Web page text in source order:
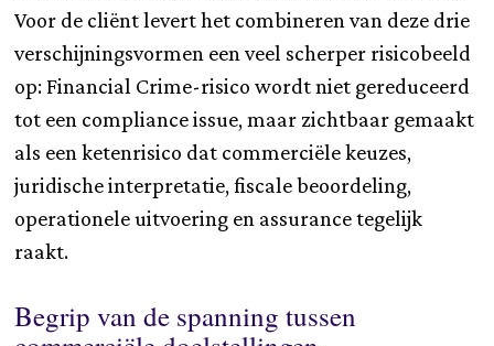
Voor de cliënt levert het combineren van deze drie
verschijningsvormen een veel scherper risicobeeld
op: Financial Crime-risico wordt niet gereduceerd
tot een compliance issue, maar zichtbaar gemaakt
als een ketenrisico dat commerciële keuzes,
juridische interpretatie, fiscale beoordeling,
operationele uitvoering en assurance tegelijk
raakt.
Begrip van de spanning tussen